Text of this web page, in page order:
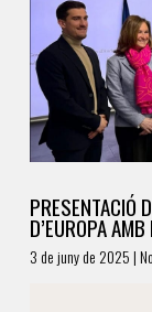
PRESENTACIÓ
D’EUROPA
3 de juny de 2025 |